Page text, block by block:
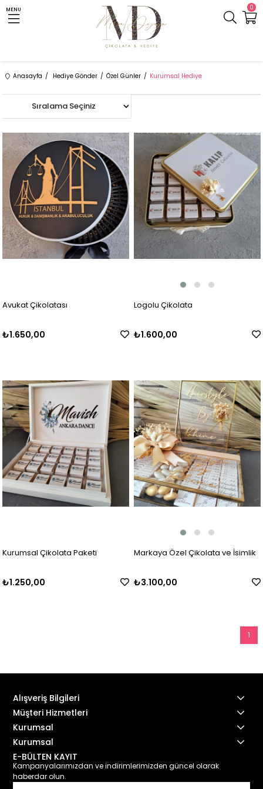
0
MENU
Anasayfa Hediye Gönder Özel Günler Kurumsal Hediye
Avukat Çikolatası
₺1.650,00
Logolu Çikolata
₺1.600,00
Kurumsal Çikolata Paketi
₺1.250,00
Markaya Özel Çikolata ve İsimlik
₺3.100,00
1
Alışveriş Bilgileri
Müşteri Hizmetleri
Kurumsal
Kurumsal
E-BÜLTEN KAYIT
Kampanyalarımızdan ve indirimlerimizden güncel olarak
haberdar olun.